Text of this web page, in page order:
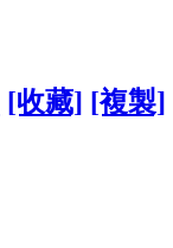
[收藏] [複製]